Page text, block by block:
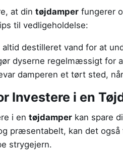
at din tøjdamper fungerer
til vedligeholdelse:
altid destilleret vand for at
dyserne regelmæssigt for
damperen et tørt sted,
Investere i en
i en tøjdamper kan spare
præsentabelt, kan det
strygejern.